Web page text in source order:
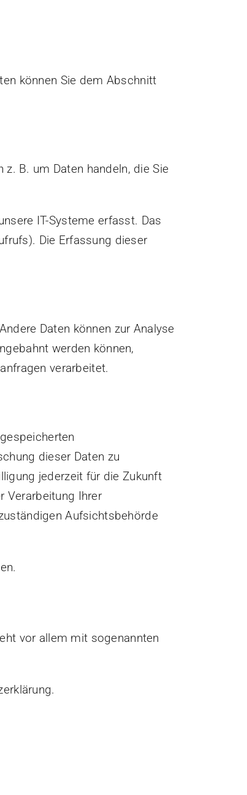
können Sie dem Abschnitt
B. um Daten handeln, die Sie
IT-Systeme erfasst. Das
Die Erfassung dieser
Daten können zur Analyse
werden können,
verarbeitet.
dieser Daten zu
jederzeit für die Zukunft
Verarbeitung Ihrer
Aufsichtsbehörde
vor allem mit sogenannten